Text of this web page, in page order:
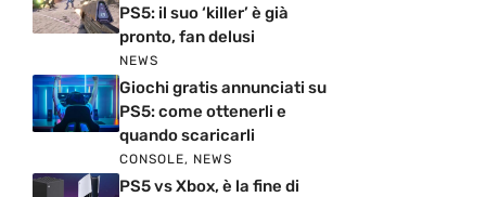
PS5: il suo ‘killer’ è già
pronto, fan delusi
NEWS
Giochi gratis annunciati su
PS5: come ottenerli e
quando scaricarli
CONSOLE, NEWS
PS5 vs Xbox, è la fine di